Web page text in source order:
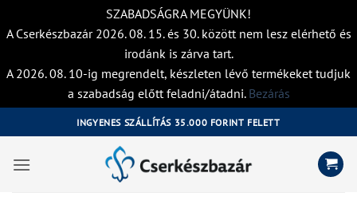
SZABADSÁGRA MEGYÜNK!
A Cserkészbazár 2026. 08. 15. és 30. között nem lesz elérhető és
irodánk is zárva tart.
A 2026. 08. 10-ig megrendelt, készleten lévő termékeket tudjuk
a szabadság előtt feladni/átadni. Bezárás
to
content
INGYENES SZÁLLÍTÁS 35.000 FORINT FELETT